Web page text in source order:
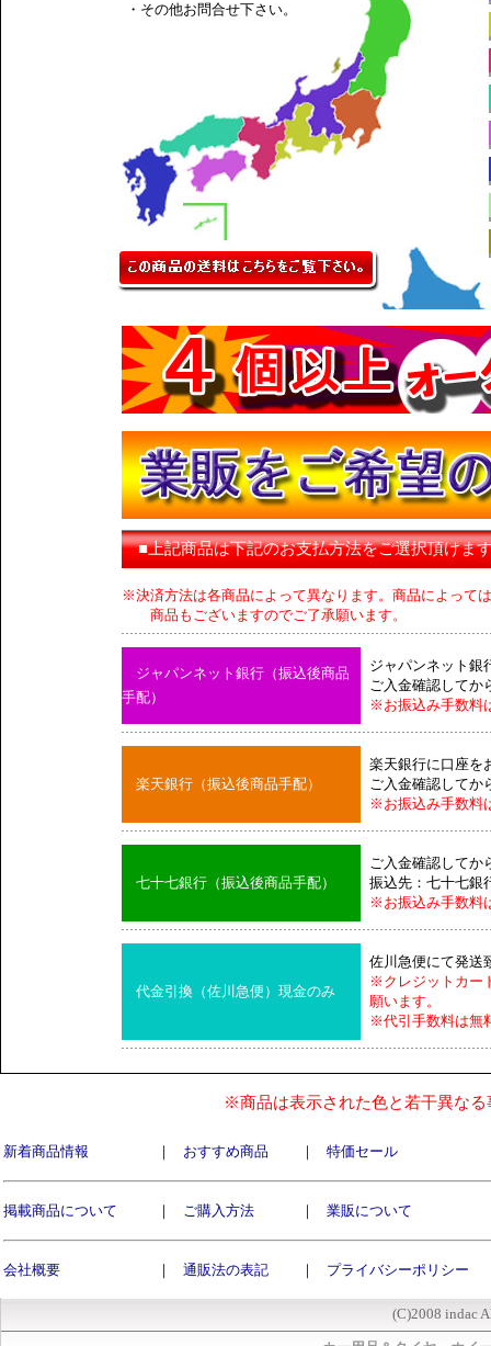
・その他お問合せ下さい。
■上記商品は下記のお支払方法をご選択頂けま
※決済方法は各商品によって異なります。商品によって
商品もございますのでご了承願います。
ジャパンネット銀行（振込後商品
手配）
ジャパンネット銀
ご入金確認してか
※お振込み手数料
楽天銀行（振込後商品手配）
楽天銀行に口座を
ご入金確認してか
※お振込み手数料
七十七銀行（振込後商品手配）
ご入金確認してか
振込先：七十七銀
※お振込み手数料
代金引換（佐川急便）現金のみ
佐川急便にて発送
※クレジットカー
願います。
※代引手数料は無
※商品は表示された色と若干異な
新着商品情報 ｜ おすすめ商品 ｜ 特価セール
掲載商品について ｜ ご購入方法 ｜ 業販について
会社概要 ｜ 通販法の表記 ｜ プライバシーポリシー
(C)2008 indac